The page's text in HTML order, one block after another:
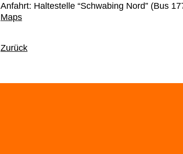
Anfahrt: Haltestelle “Schwabing Nord” (Bus
Maps
Zurück